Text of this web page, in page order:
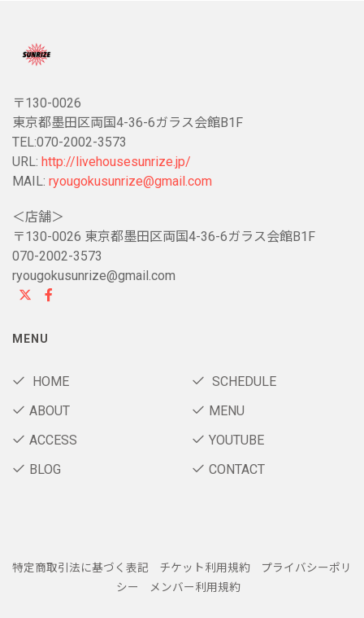
〒130-0026
東京都墨田区両国4-36-6ガラス会館B1F
TEL:070-2002-3573
URL: http://livehousesunrize.jp/
MAIL: ryougokusunrize@gmail.com
＜店舗＞
〒130-0026 東京都墨田区両国4-36-6ガラス会館B1F
070-2002-3573
ryougokusunrize@gmail.com
MENU
HOME
SCHEDULE
ABOUT
MENU
ACCESS
YOUTUBE
BLOG
CONTACT
特定商取引法に基づく表記 チケット利用規約
プライバシーポリ
シー
メンバー利用規約